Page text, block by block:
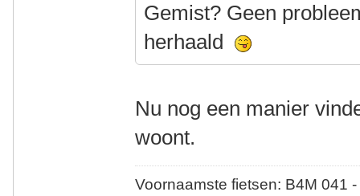
Gemist? Geen
herhaald
Nu nog een manier
woont.
Voornaamste fietsen: B4M